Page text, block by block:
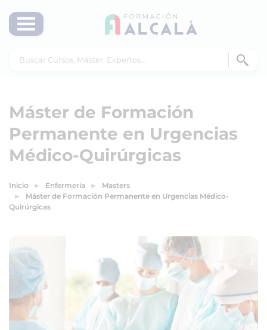
Máster de Formación
Permanente en Urgencias
Médico-Quirúrgicas
Inicio Enfermería
Masters
Máster de Formación Permanente en Urgencias Médico-
Quirúrgicas